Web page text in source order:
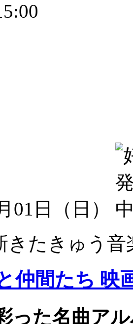
01日（日）
きたきゅう音
仲間たち 映
った名曲ア